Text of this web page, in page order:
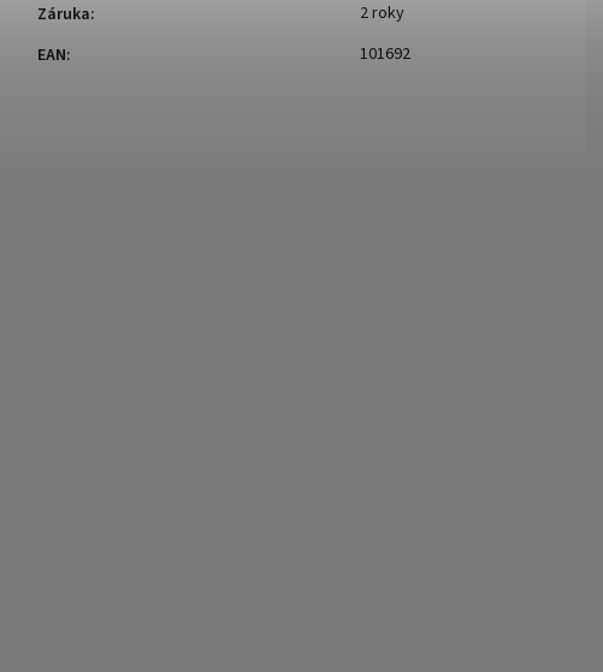
Záruka:
2 roky
EAN: 101692